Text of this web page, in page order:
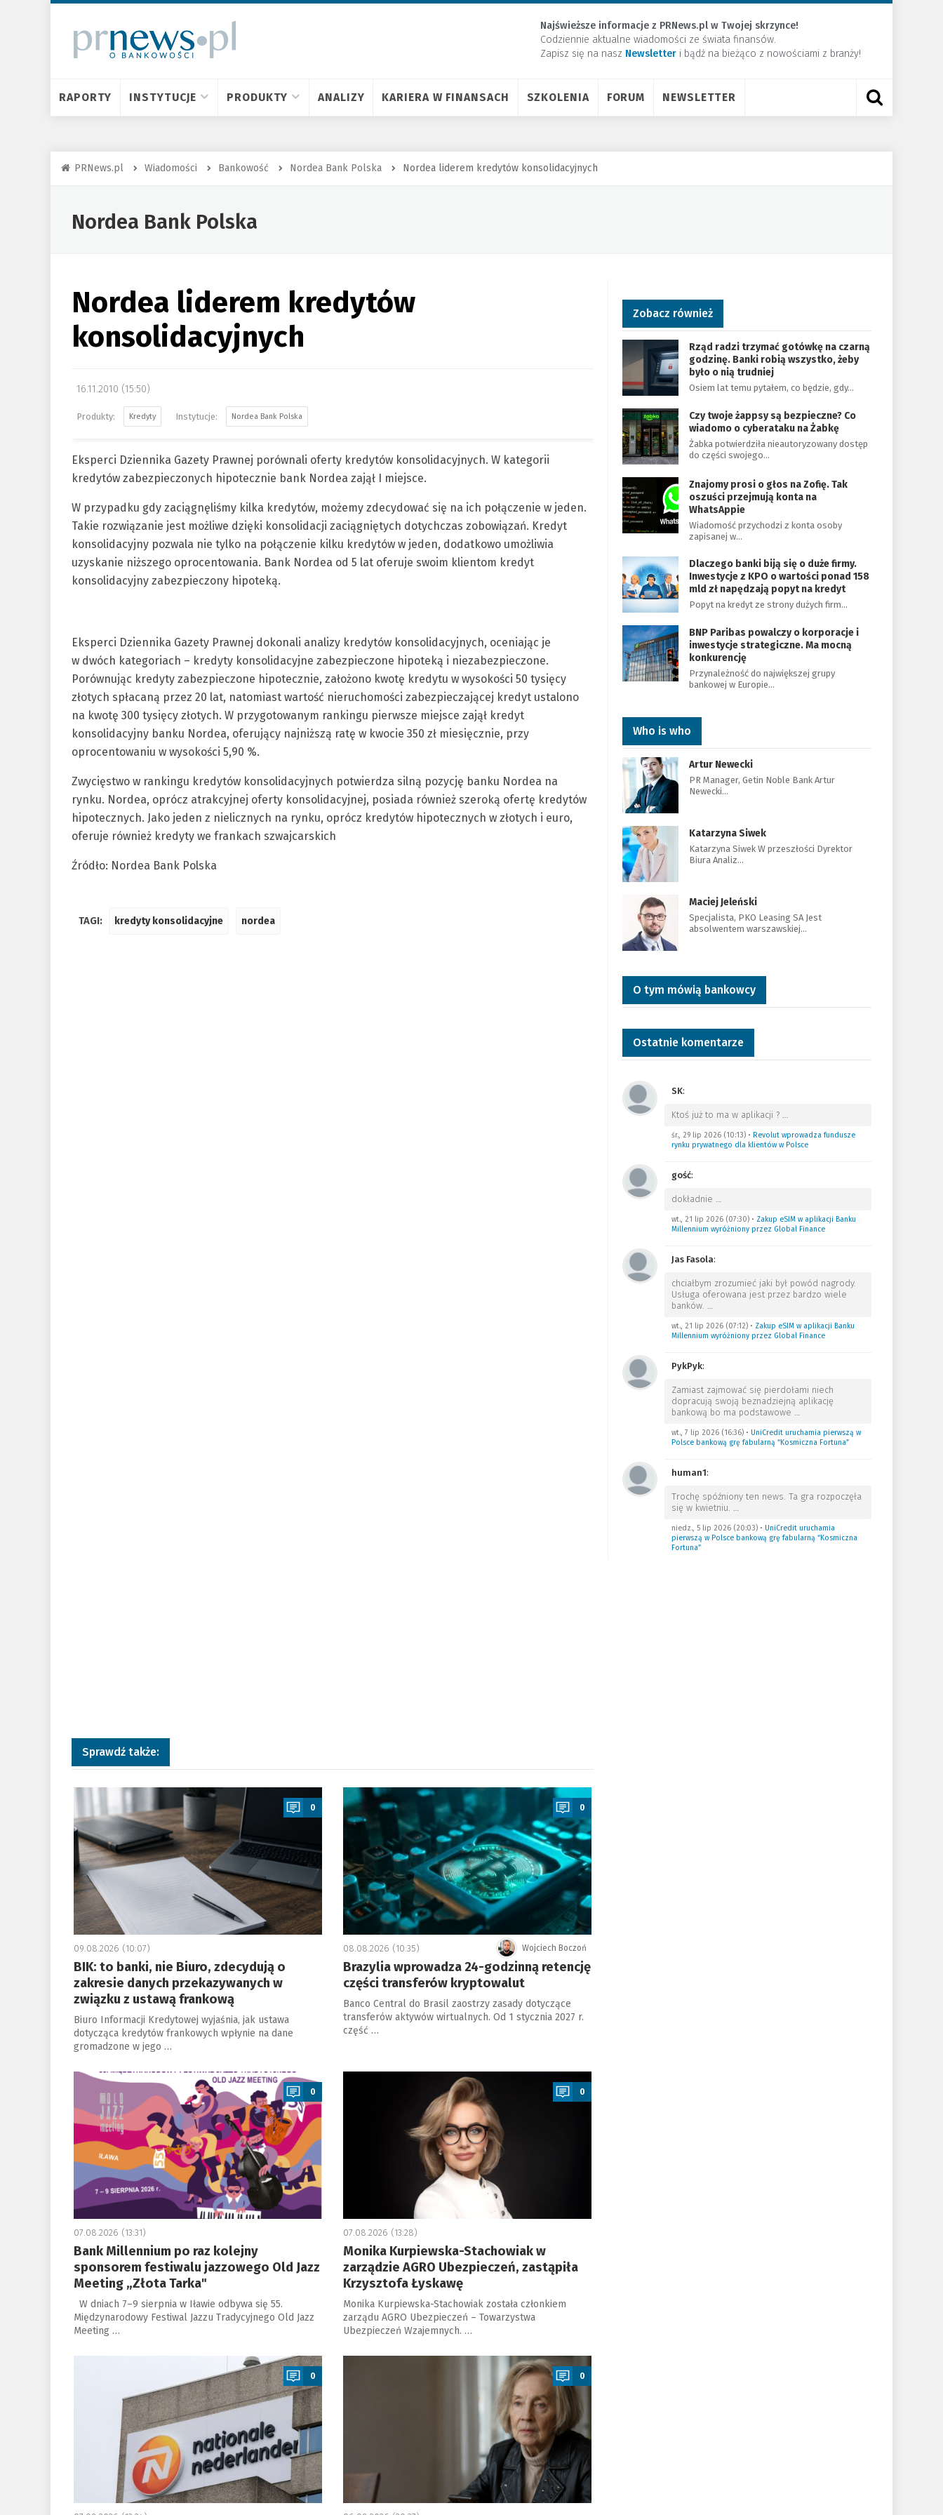
Najświeższe informacje z PRNews.pl w Twojej skrzynce!
Codziennie aktualne wiadomości ze świata finansów.
Zapisz się na nasz Newsletter ​i bądź na bieżąco z nowościami z branży!
RAPORTY INSTYTUCJE PRODUKTY ANALIZY KARIERA W FINANSACH SZKOLENIA FORUM NEWSLETTER
PRNews.pl Wiadomości Bankowość Nordea Bank Polska Nordea liderem kredytów konsolidacyjnych
Nordea Bank Polska
Nordea liderem kredytów
konsolidacyjnych
16.11.2010 (15:50)
Kredyty Nordea Bank Polska
Eksperci Dziennika Gazety Prawnej porównali oferty kredytów konsolidacyjnych. W kategorii
kredytów zabezpieczonych hipotecznie bank Nordea zajął I miejsce.
W przypadku gdy zaciągnęliśmy kilka kredytów, możemy zdecydować się na ich połączenie w jeden.
Takie rozwiązanie jest możliwe dzięki konsolidacji zaciągniętych dotychczas zobowiązań. Kredyt
konsolidacyjny pozwala nie tylko na połączenie kilku kredytów w jeden, dodatkowo umożliwia
uzyskanie niższego oprocentowania. Bank Nordea od 5 lat oferuje swoim klientom kredyt
konsolidacyjny zabezpieczony hipoteką.
Eksperci Dziennika Gazety Prawnej dokonali analizy kredytów konsolidacyjnych, oceniając je
w dwóch kategoriach – kredyty konsolidacyjne zabezpieczone hipoteką i niezabezpieczone.
Porównując kredyty zabezpieczone hipotecznie, założono kwotę kredytu w wysokości 50 tysięcy
złotych spłacaną przez 20 lat, natomiast wartość nieruchomości zabezpieczającej kredyt ustalono
na kwotę 300 tysięcy złotych. W przygotowanym rankingu pierwsze miejsce zajął kredyt
konsolidacyjny banku Nordea, oferujący najniższą ratę w kwocie 350 zł miesięcznie, przy
oprocentowaniu w wysokości 5,90 %.
Zwycięstwo w rankingu kredytów konsolidacyjnych potwierdza silną pozycję banku Nordea na
rynku. Nordea, oprócz atrakcyjnej oferty konsolidacyjnej, posiada również szeroką ofertę kredytów
hipotecznych. Jako jeden z nielicznych na rynku, oprócz kredytów hipotecznych w złotych i euro,
oferuje również kredyty we frankach szwajcarskich
Źródło: Nordea Bank Polska
TAGI: kredyty konsolidacyjne nordea
Sprawdź także:
a
0
09.08.2026 (10:07)
BIK: to banki, nie Biuro, zdecydują o
zakresie danych przekazywanych w
związku z ustawą frankową
Biuro Informacji Kredytowej wyjaśnia, jak ustawa
dotycząca kredytów frankowych wpłynie na dane
gromadzone w jego …
a
0
Wojciech Boczoń
08.08.2026 (10:35)
Brazylia wprowadza 24-godzinną retencję
części transferów kryptowalut
Banco Central do Brasil zaostrzy zasady dotyczące
transferów aktywów wirtualnych. Od 1 stycznia 2027 r.
część …
a
0
07.08.2026 (13:31)
Bank Millennium po raz kolejny
sponsorem festiwalu jazzowego Old Jazz
Meeting „Złota Tarka"
W dniach 7–9 sierpnia w Iławie odbywa się 55.
Międzynarodowy Festiwal Jazzu Tradycyjnego Old Jazz
Meeting …
a
0
07.08.2026 (13:28)
Monika Kurpiewska-Stachowiak w
zarządzie AGRO Ubezpieczeń, zastąpiła
Krzysztofa Łyskawę
Monika Kurpiewska-Stachowiak została członkiem
zarządu AGRO Ubezpieczeń – Towarzystwa
Ubezpieczeń Wzajemnych. …
0
a
0
Zobacz również
Rząd radzi trzymać gotówkę na czarną
godzinę. Banki robią wszystko, żeby
było o nią trudniej
Osiem lat temu pytałem, co będzie, gdy…
Czy twoje żappsy są bezpieczne? Co
wiadomo o cyberataku na Żabkę
Żabka potwierdziła nieautoryzowany dostęp
do części swojego…
Znajomy prosi o głos na Zofię. Tak
oszuści przejmują konta na
WhatsAppie
Wiadomość przychodzi z konta osoby
zapisanej w…
Dlaczego banki biją się o duże firmy.
Inwestycje z KPO o wartości ponad 158
mld zł napędzają popyt na kredyt
Popyt na kredyt ze strony dużych firm…
BNP Paribas powalczy o korporacje i
inwestycje strategiczne. Ma mocną
konkurencję
Przynależność do największej grupy
bankowej w Europie…
Who is who
Artur Newecki
PR Manager, Getin Noble Bank Artur
Newecki…
Katarzyna Siwek
Katarzyna Siwek W przeszłości Dyrektor
Biura Analiz…
Maciej Jeleński
Specjalista, PKO Leasing SA Jest
absolwentem warszawskiej…
O tym mówią bankowcy
Ostatnie komentarze
SK:
Ktoś już to ma w aplikacji ? …
śr., 29 lip 2026 (10:13)• Revolut wprowadza fundusze
rynku prywatnego dla klientów w Polsce
gość:
dokładnie …
wt., 21 lip 2026 (07:30)• Zakup eSIM w aplikacji Banku
Millennium wyróżniony przez Global Finance
Jas Fasola:
chciałbym zrozumieć jaki był powód nagrody.
Usługa oferowana jest przez bardzo wiele
banków. …
wt., 21 lip 2026 (07:12)• Zakup eSIM w aplikacji Banku
Millennium wyróżniony przez Global Finance
PykPyk:
Zamiast zajmować się pierdołami niech
dopracują swoją beznadziejną aplikację
bankową bo ma podstawowe …
wt., 7 lip 2026 (16:36)• UniCredit uruchamia pierwszą w
Polsce bankową grę fabularną “Kosmiczna Fortuna”
human1:
Trochę spóźniony ten news. Ta gra rozpoczęła
się w kwietniu. …
niedz., 5 lip 2026 (20:03)• UniCredit uruchamia
pierwszą w Polsce bankową grę fabularną “Kosmiczna
Fortuna”